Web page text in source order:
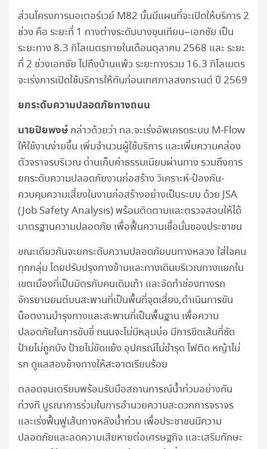
ส่วนโครงการมอเตอร์เวย์ M82 นั้นมีแผนที่จะเปิดให้บริการ 2
ช่วง คือ ระยะที่ 1 ทางต่างระดับบางขุนเทียน–เอกชัย เป็น
ระยะทาง 8.3 กิโลเมตรภายในเดือนตุลาคม 2568 และ ระยะ
ที่ 2 ช่วงเอกชัย ไปถึงบ้านแพ้ว ระยะทางรวม 16.3 กิโลเมตร
จะเร่งการเปิดใช้บริการให้ทันก่อนเทศกาลสงกรานต์ ปี 2569
ยกระดับความปลอดภัยทางถนน
นายปิยพงษ์ กล่าวด้วยว่า ทล.จะเร่งอัพเกรดระบบ M-Flow
ให้ใช้งานง่ายขึ้น เพิ่มจำนวนผู้ใช้บริการ และเพิ่มความคล่อง
ตัวจราจรบริเวณ ด่านเก็บค่าธรรมเนียมผ่านทาง รวมถึงการ
ยกระดับความปลอดภัยงานก่อสร้าง วิเคราะห์-ป้องกัน-
ควบคุมความเสี่ยงในงานก่อสร้างอย่างเป็นระบบ ด้วย JSA
(Job Safety Analysis) พร้อมติดตามและตรวจสอบให้ได้
มาตรฐานความปลอดภัย เพื่อฟื้นความเชื่อมั่นของประชาชน
ขณะเดียวกันจะยกระดับความปลอดภัยบนทางหลวง ใส่ใจคน
ทุกกลุ่ม โดยปรับปรุงทางข้ามและทางเดินบริเวณทางแยกใน
เขตเมืองที่เป็นมิตรกับคนเดินเท้า และจัดทำช่องทางรถ
จักรยานยนต์บนสะพานที่เป็นพื้นที่จุดเสี่ยง,ดำเนินการขัน
น็อตงานบำรุงทางและสะพานที่เป็นพื้นฐาน เพื่อความ
ปลอดภัยในการขับขี่ ถนนจะไม่มีหลุมบ่อ มีการขีดเส้นที่ชัด
ป้ายไม่ถูกบัง ป้ายไม่ขัดแย้ง อุปกรณ์ไม่ชำรุด ไฟติด หญ้าไม่
รก ดูแลสองข้างทางให้สะอาดเรียบร้อย
ตลอดจนเตรียมพร้อมรับมือสถานการณ์น้ำท่วมอย่างทัน
ท่วงที บูรณาการร่วมในการอำนวยความสะดวกการจราจร
และเร่งฟื้นฟูเส้นทางหลังน้ำท่วม เพื่อประชาชนมีความ
ปลอดภัยและลดความเสียหายต่อเศรษฐกิจ และเสริมทักษะ